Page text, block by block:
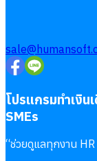
โปรแกรมทำเงิน
SMEs
“ช่วยดูแลทุกงาน HR